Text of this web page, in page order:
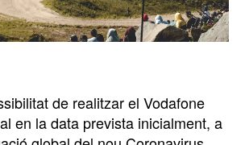
de realitzar el Vodafone
en la data prevista inicialment, a